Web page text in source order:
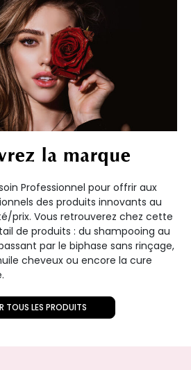
la marque
Professionnel pour offrir aux
des produits innovants au
prix. Vous retrouverez chez cette
de produits : du shampooing au
par le biphase sans rinçage,
cheveux ou encore la cure
TOUS LES PRODUITS